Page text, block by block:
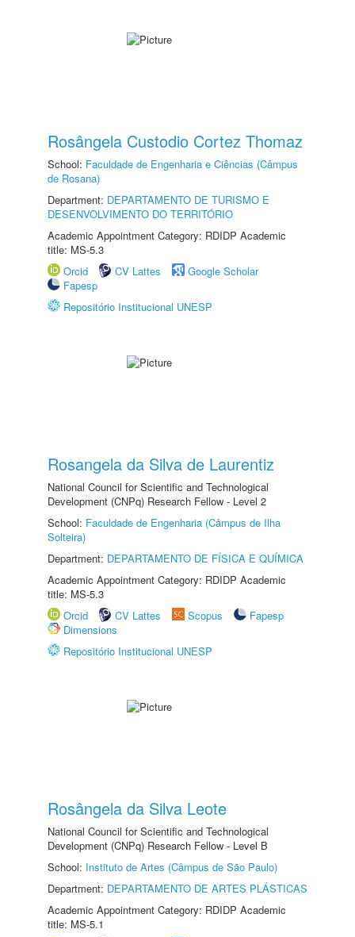
Rosângela Custodio Cortez Thomaz
School: Faculdade de Engenharia e Ciências (Câmpus
de Rosana)
Department: DEPARTAMENTO DE TURISMO E
DESENVOLVIMENTO DO TERRITÓRIO
Academic Appointment Category: RDIDP Academic
title: MS-5.3
Orcid
CV Lattes
Google Scholar
Fapesp
Repositório Institucional UNESP
Rosangela da Silva de Laurentiz
National Council for Scientific and Technological
Development (CNPq) Research Fellow - Level 2
School: Faculdade de Engenharia (Câmpus de Ilha
Solteira)
Department: DEPARTAMENTO DE FÍSICA E QUÍMICA
Academic Appointment Category: RDIDP Academic
title: MS-5.3
Orcid
CV Lattes Scopus
Fapesp
Dimensions
Repositório Institucional UNESP
Rosângela da Silva Leote
National Council for Scientific and Technological
Development (CNPq) Research Fellow - Level B
School: Instituto de Artes (Câmpus de São Paulo)
Department: DEPARTAMENTO DE ARTES PLÁSTICAS
Academic Appointment Category: RDIDP Academic
title: MS-5.1